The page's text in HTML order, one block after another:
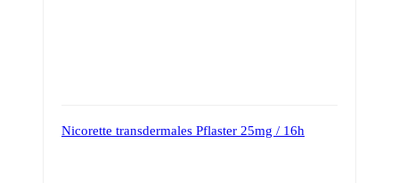
Nicorette transdermales Pflaster 25mg / 16h